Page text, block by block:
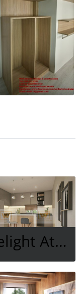
Delight Atscene จตุโชติ